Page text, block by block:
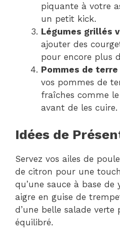
piquante à votre
un petit kick.
Légumes grillés
ajouter des
pour encore plus
Pommes de
vos pommes de
fraîches comme
avant de les cuire.
Idées de
Servez vos ailes de
de citron pour une
qu’une sauce à base
aigre en guise de
d’une belle salade verte
équilibré.